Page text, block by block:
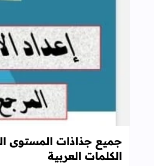
جميع جذاذات المستوى
الكلمات العربية